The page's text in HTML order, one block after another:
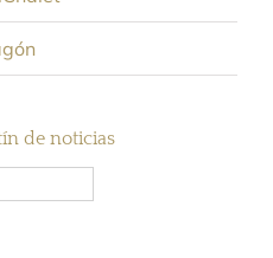
de noticias